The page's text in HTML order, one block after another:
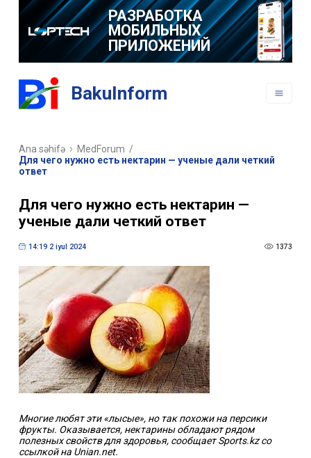
РАЗРАБОТКА
МОБИЛЬНЫХ
ПРИЛОЖЕНИЙ
BakuInform
Ana səhifə MedForum /
Для чего нужно есть нектарин — ученые дали четкий
ответ
Для чего нужно есть нектарин —
ученые дали четкий ответ
14:19 2 iyul 2024 1373
Многие любят эти «лысые», но так похожи на персики
фрукты. Оказывается, нектарины обладают рядом
полезных свойств для здоровья, сообщает Sports.kz со
ссылкой на Unian.net.